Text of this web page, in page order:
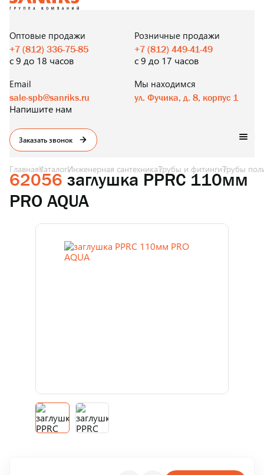
И В РОЗНИЦУ
Оптовые продажи
+7 (812) 336-75-85
с 9 до 18 часов
Розничные продажи
+7 (812) 449-41-49
с 9 до 17 часов
Email
sale-spb@sanriks.ru
Напишите нам
Мы находимся
ул. Фучика, д. 8, корпус 1
Заказать звонок
ГлавнаяКаталогИнженерная сантехникаТрубы и фитингиТрубы
62056 заглушка PPRC 110мм
PRO AQUA